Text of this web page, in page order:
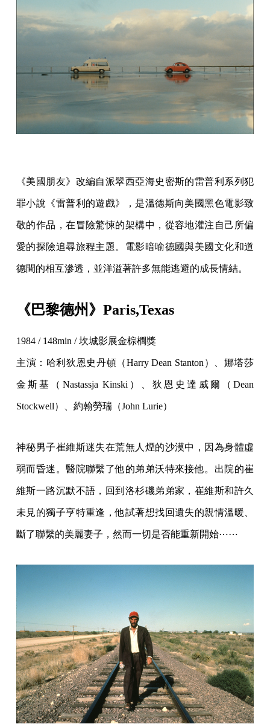
《美國朋友》改編自派翠西亞海史密斯的雷普利系列犯
罪小說《雷普利的遊戲》，是溫德斯向美國黑色電影致
敬的作品，在冒險驚悚的架構中，從容地灌注自己所偏
愛的探險追尋旅程主題。電影暗喻德國與美國文化和道
德間的相互滲透，並洋溢著許多無能逃避的成長情結。
《巴黎德州》Paris,Texas
1984 / 148min / 坎城影展金棕櫚獎
主演：哈利狄恩史丹頓（Harry Dean Stanton）、娜塔莎
金斯基（Nastassja Kinski）、狄恩史達威爾（Dean
Stockwell）、約翰勞瑞（John Lurie）
神秘男子崔維斯迷失在荒無人煙的沙漠中，因為身體虛
弱而昏迷。醫院聯繫了他的弟弟沃特來接他。出院的崔
維斯一路沉默不語，回到洛杉磯弟弟家，崔維斯和許久
未見的獨子亨特重逢，他試著想找回遺失的親情溫暖、
斷了聯繫的美麗妻子，然而一切是否能重新開始⋯⋯